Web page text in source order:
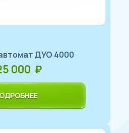
автомат ДУО 4000
000 ₽